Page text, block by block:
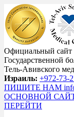
Официальный сайт
Государственной
Тель-Авивского
Израиль: +972-73-
ПИШИТЕ НАМ
ОСНОВНОЙ
ПЕРЕЙТИ